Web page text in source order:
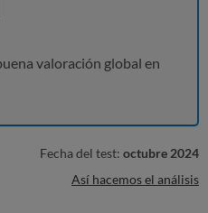
valoración global en
Fecha del test: octubre 2024
Así hacemos el análisis